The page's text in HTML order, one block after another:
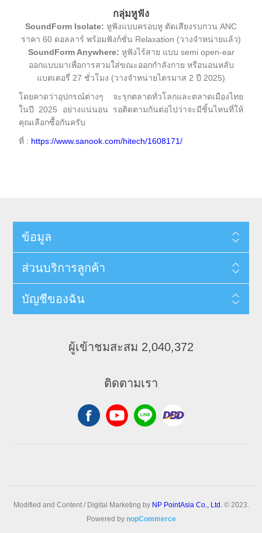
กลุ่มหูฟัง
SoundForm Isolate: หูฟังแบบครอบหู ตัดเสียงรบกวน ANC
ราคา 60 ดอลลาร์ พร้อมฟังก์ชั่น Relaxation (วางจำหน่ายแล้ว)
SoundForm Anywhere: หูฟังไร้สาย แบบ semi open-ear
ออกแบบมาเพื่อการสวมใส่ขณะออกกำลังกาย หรือนอนหลับ
แบตเตอรี่ 27 ชั่วโมง (วางจำหน่ายไตรมาส 2 ปี 2025)
โดยคาดว่าอุปกรณ์ต่างๆ จะรุกตลาดทั่วโลกและตลาดเมืองไทย
ในปี 2025 อย่างแน่นอน รอติดตามกันต่อไปว่าจะมีชิ้นไหนที่ให้
คุณเลือกซื้อกันครับ
ที่ : https://www.sanook.com/hitech/1608171/
ข้อมูล
ส่วนบริการลูกค้า
บัญชีของฉัน
ผู้เข้าชมสะสม 2,040,372
ติดตามเรา
Modified and Content / Digital Marketing by NP PointAsia Co., Ltd.© 2023.
Powered by nopCommerce